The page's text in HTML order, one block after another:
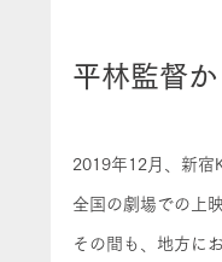
平林監督
2019年12月、新宿
全国の劇場での上
その間も、地方に